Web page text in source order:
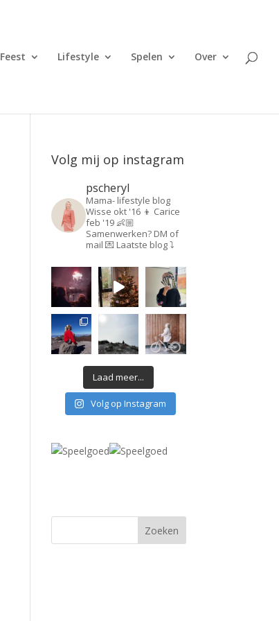
Feest Lifestyle Spelen Over
Volg mij op instagram
pscheryl
Mama- lifestyle blog
Wisse okt '16 👦 Carice
feb '19 👶🏼
Samenwerken? DM of
mail 💌 Laatste blog ⤵️
Laad meer...
Volg op Instagram